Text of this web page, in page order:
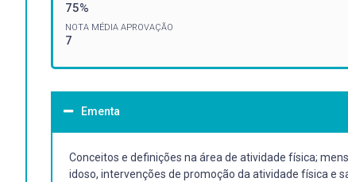
75%
NOTA MÉDIA APROVAÇÃO
7
Ementa
Conceitos e definições na área de atividade física;
idoso, intervenções de promoção da atividade física e